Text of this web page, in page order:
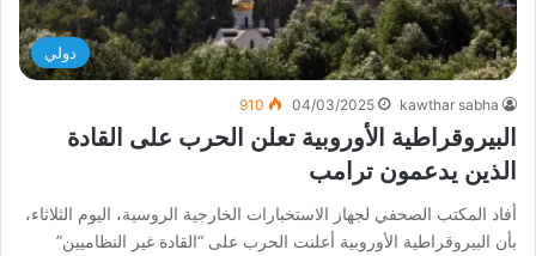
دولي
kawthar sabha
04/03/2025
910
البيروقراطية الأوروبية تعلن الحرب على القادة
الذين يدعمون ترامب
أفاد المكتب الصحفي لجهاز الاستخبارات الخارجية الروسية، اليوم الثلاثاء،
بأن البيروقراطية الأوروبية أعلنت الحرب على “القادة غير النظاميين”